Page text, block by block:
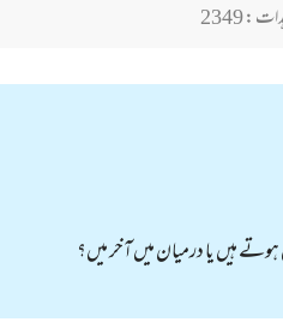
: 2349
ہیں یا درمیان میں آخر میں؟